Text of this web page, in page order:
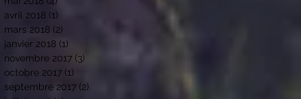
avril 2018 (1)
mars 2018 (2)
janvier 2018 (1)
novembre 2017 (3)
octobre 2017 (1)
septembre 2017 (2)